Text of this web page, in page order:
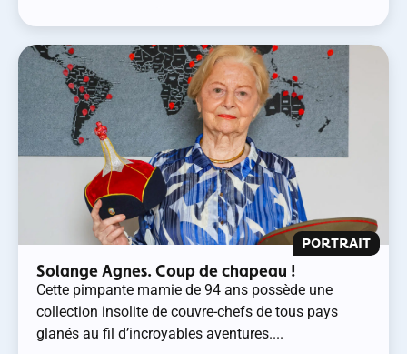
PORTRAIT
Solange Agnes. Coup de chapeau !
Cette pimpante mamie de 94 ans possède une
collection insolite de couvre-chefs de tous pays
glanés au fil d’incroyables aventures....